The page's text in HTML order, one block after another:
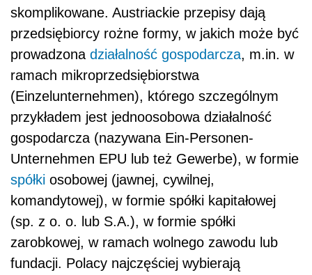
skomplikowane. Austriackie przepisy dają
przedsiębiorcy rożne formy, w jakich może być
prowadzona działalność gospodarcza, m.in. w
ramach mikroprzedsiębiorstwa
(Einzelunternehmen), którego szczególnym
przykładem jest jednoosobowa działalność
gospodarcza (nazywana Ein-Personen-
Unternehmen EPU lub też Gewerbe), w formie
spółki osobowej (jawnej, cywilnej,
komandytowej), w formie spółki kapitałowej
(sp. z o. o. lub S.A.), w formie spółki
zarobkowej, w ramach wolnego zawodu lub
fundacji. Polacy najczęściej wybierają